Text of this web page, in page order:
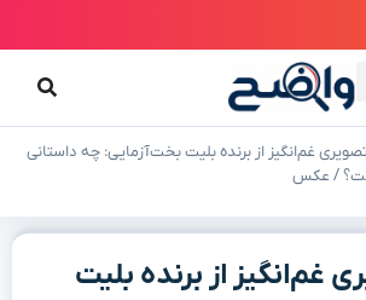
غم‌انگیز از برنده بلیت بخت‌آزمایی: چه داستانی
غم‌انگیز از برنده بلیت